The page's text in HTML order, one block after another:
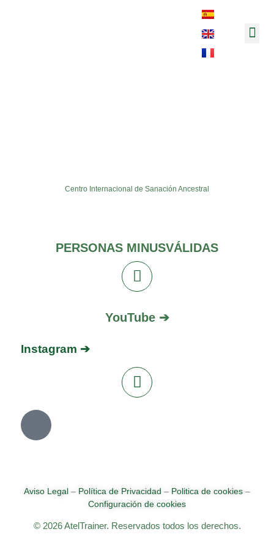
Centro Internacional de Sanación Ancestral
PERSONAS MINUSVÁLIDAS
YouTube ➔
Instagram ➔
Aviso Legal – Política de Privacidad – Politica de cookies –
Configuración de cookies
© 2026 AtelTrainer. Reservados todos los derechos.